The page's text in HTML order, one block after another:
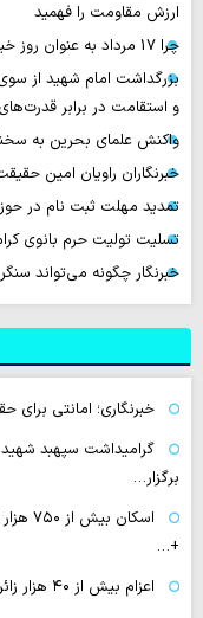
ارزش مقاومت را فهمید
چرا 17 مرداد به عنوان روز خبرنگار نامیده شد؟
بزرگداشت امام شهید از سوی
و استقامت در برابر
واکنش علمای بحرین به
خبرنگاران راویان امین
تمدید مهلت ثبت نام در
تسلیت تولیت حرم بانوی
خبرنگار چگونه می‌تواند
خبرنگاری؛ امانتی برای
گرامیداشت سپهبد
برگزار…
+…
اعزام بیش از ۴۰ هزار زائر اربعین از پایانه‌های قم به مرزهای عراق